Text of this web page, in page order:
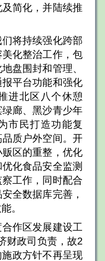
简化，并陆续推
将持续强化跨部
化整治工作，包
盘围封和管理、
平台功能和强化
进北区八个休憩
廊、黑沙青少年
市民打造功能复
质户外空间。开
区的重整，优化
化食品安全监测
工作，同时配合
全数据库完善，
。
作区发展建设工
财政司负责，故2
政方针不再呈现